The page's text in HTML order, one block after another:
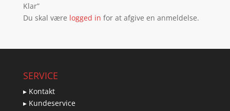
Klar”
Du skal være logged in for at afgive en anmeldelse.
SERVICE
▸ Kontakt
▸ Kundeservice